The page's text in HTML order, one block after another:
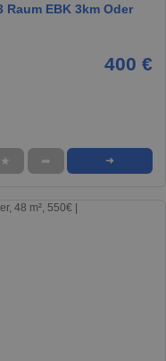
EBK 3km Oder
400 €
★ ➦ ➜